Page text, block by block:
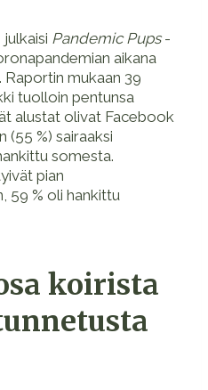
Pandemic Pups-
aikana
mukaan 39
tuolloin pentunsa
alustat olivat Facebook
(55 %) sairaaksi
somesta.
pian
59 % oli hankittu
koirista